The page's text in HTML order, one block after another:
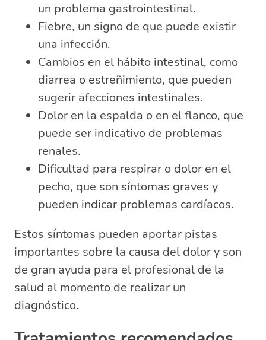
un problema gastrointestinal.
Fiebre, un signo de que puede existir
una infección.
Cambios en el hábito intestinal, como
diarrea o estreñimiento, que pueden
sugerir afecciones intestinales.
Dolor en la espalda o en el flanco, que
puede ser indicativo de problemas
renales.
Dificultad para respirar o dolor en el
pecho, que son síntomas graves y
pueden indicar problemas cardíacos.
Estos síntomas pueden aportar pistas
importantes sobre la causa del dolor y son
de gran ayuda para el profesional de la
salud al momento de realizar un
diagnóstico.